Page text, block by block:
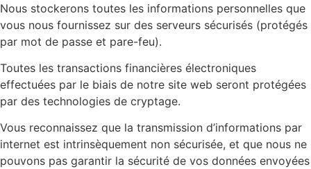
Nous stockerons toutes les informations personnelles que
vous nous fournissez sur des serveurs sécurisés (protégés
par mot de passe et pare-feu).
Toutes les transactions financières électroniques
effectuées par le biais de notre site web seront protégées
par des technologies de cryptage.
Vous reconnaissez que la transmission d’informations par
internet est intrinsèquement non sécurisée, et que nous ne
pouvons pas garantir la sécurité de vos données envoyées